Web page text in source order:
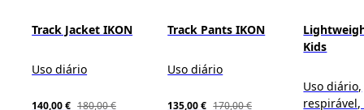
Track Jacket IKON
Uso diário
140,00 € 180,00 €
Track Pants IKON
Uso diário
135,00 € 170,00 €
Kids
Uso diário,